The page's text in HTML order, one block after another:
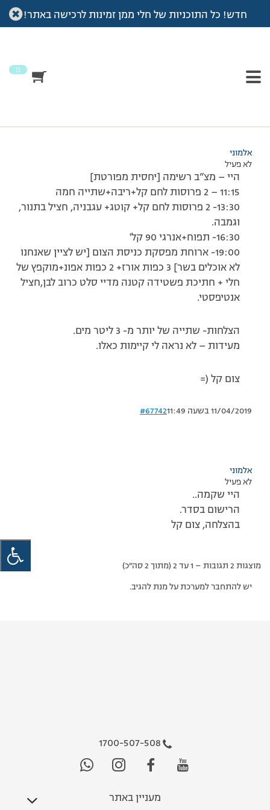
חדש! כל התוכניות של חלי ממן זמינות לרכישה באתר!
0
עמוד הבית >דיונים>פורום >תאשרווווו לי!
מוצגות 2 תגובות – 1 עד 2 (מתוך 2 סה״כ)
אלמוני
לא פעיל
היי – מצ”ב רשימה [יחסית מפורטת]
11:15 – 2 פרוסות לחם קל+ריבה+שתייה חמה
13:30- 2 פרוסות לחם קל+ קוטג+ עגבניה, חציל בתנור,
וגמבה.
16:30- תפוח+אנרגי 90 קל'
19:00- ארוחת מפסקת כניסת הצום [יש לציין שאנחנו
לא אוכלים בשר] 3 כפות אורז+ 2 כפות אפונ+מוקפץ של
חלי + חתיכת פשטידה קטנה מדיי סלט כרוב לבן,חציל
אנטיפסטי.
הצלחות- שתייה של יותר מ- 3 ליטר מים.
מעידות – לא נראה לי קיימות כאלו.
צום קל (=
11/04/2019 בשעה 11:49 #67742
אלמוני
לא פעיל
היי שקמה..
הרישום בסדר.
בהצלחה, צום קל
מוצגות 2 תגובות – 1 עד 2 (מתוך 2 סה״כ)
יש להתחבר למערכת על מנת להגיב.
1700-507-508
מעניין באתר